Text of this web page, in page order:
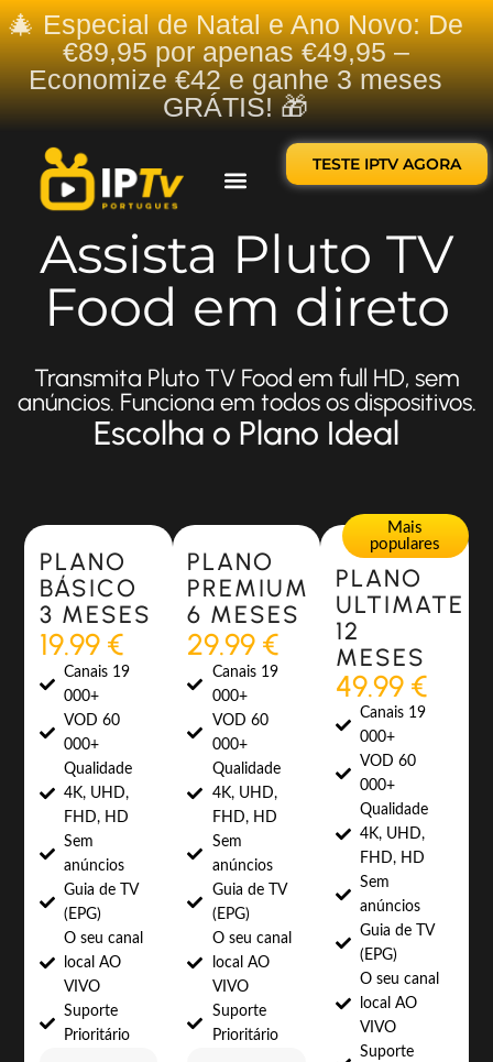
🎄 Especial de Natal e Ano Novo: De
€89,95 por apenas €49,95 –
Economize €42 e ganhe 3 meses
GRÁTIS! 🎁
TESTE IPTV AGORA
Assista Pluto TV
Food em direto
Transmita Pluto TV Food em full HD, sem
anúncios. Funciona em todos os dispositivos.
Escolha o Plano Ideal
Most Popular
PLANO
BÁSICO
3 MESES
19.99 €
Canais 19
000+
VOD 60
000+
Qualidade
4K, UHD,
FHD, HD
Sem
anúncios
Guia de TV
(EPG)
O seu canal
local AO
VIVO
Suporte
Prioritário
Most Popular
PLANO
PREMIUM
6 MESES
29.99 €
Canais 19
000+
VOD 60
000+
Qualidade
4K, UHD,
FHD, HD
Sem
anúncios
Guia de TV
(EPG)
O seu canal
local AO
VIVO
Suporte
Prioritário
Mais
populares
PLANO
ULTIMATE
12
MESES
49.99 €
Canais 19
000+
VOD 60
000+
Qualidade
4K, UHD,
FHD, HD
Sem
anúncios
Guia de TV
(EPG)
O seu canal
local AO
VIVO
Suporte